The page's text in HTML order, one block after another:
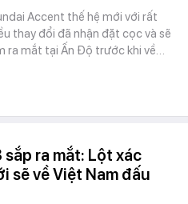
Accent thế hệ mới với rất
thay đổi đã nhận đặt cọc và sẽ
ra mắt tại Ấn Độ trước khi về…
ra mắt: Lột xác
sẽ về Việt Nam đấu